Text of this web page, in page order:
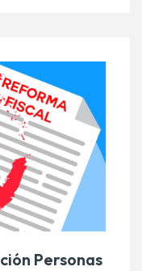
Personas